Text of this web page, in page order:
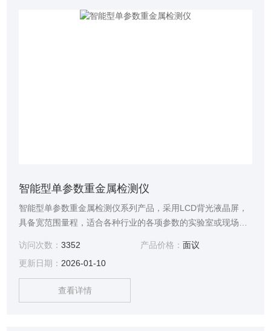
智能型单参数重金属检测仪
智能型单参数重金属检测仪系列产品，采用LCD背光液晶屏，
具备宽范围量程，适合各种行业的各项参数的实验室或现场检
访问次数：3352 产品价格： 面议
更新日期：2026-01-10
查看详情